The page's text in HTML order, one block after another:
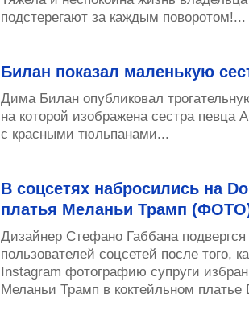
подстерегают за каждым поворотом!...
Билан показал маленькую
Дима Билан опубликовал
на которой изображена сестра певца
с красными тюльпанами...
В соцсетях набросились на
платья Меланьи Трамп
Дизайнер Стефано Габбана подвергся
пользователей соцсетей после того,
Instagram фотографию супруги
Меланьи Трамп в коктейльном платье